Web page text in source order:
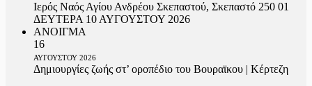
Ιερός Ναός Αγίου Ανδρέου Σκεπαστού, Σκεπαστό 250 01
ΔΕΥΤΕΡΑ 10 ΑΥΓΟΥΣΤΟΥ 2026
ΑΝΟΙΓΜΑ
16
ΑΥΓΟΥΣΤΟΥ 2026
Δημιουργίες ζωής στ’ οροπέδιο του Βουραϊκου | Κέρτεζη